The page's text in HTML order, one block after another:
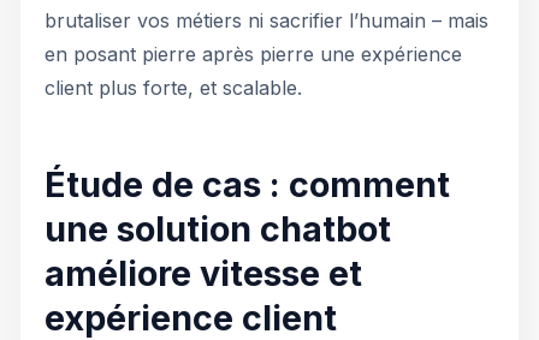
brutaliser vos métiers ni sacrifier l’humain – mais
en posant pierre après pierre une expérience
client plus forte, et scalable.
Étude de cas : comment
une solution chatbot
améliore vitesse et
expérience client